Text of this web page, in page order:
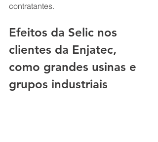
contratantes.
Efeitos da Selic nos
clientes da Enjatec,
como grandes usinas e
grupos industriais